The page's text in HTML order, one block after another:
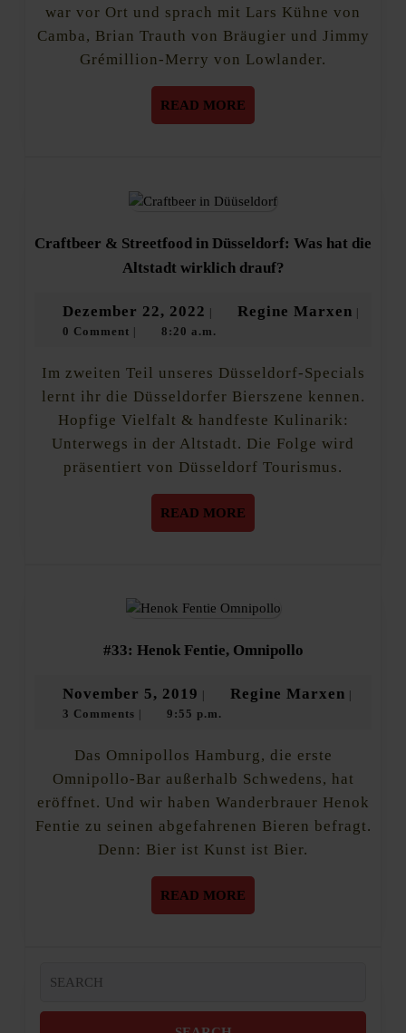
Bräugier
war vor Ort und sprach mit Lars Kühne von
Camba, Brian Trauth von Bräugier und Jimmy
Grémillion-Merry von Lowlander.
READ MORE
MORE
Craftbeer & Streetfood in Düsseldorf: Was hat die
Altstadt wirklich drauf?Craftbeer
in
hat
Altstadt
wirklich
drauf?
Dezember 22, 2022 Dezember
22,
| Regine Marxen Regine
|
0 Comment | 8:20 a.m.
Im zweiten Teil unseres Düsseldorf-Specials
lernt ihr die Düsseldorfer Bierszene kennen.
Hopfige Vielfalt & handfeste Kulinarik:
Unterwegs in der Altstadt. Die Folge wird
präsentiert von Düsseldorf Tourismus.
READ MORE
MORE
#33: Henok Fentie, Omnipollo
Omnipollo
November 5, 2019 November
5,
Regine Marxen Regine
3 Comments 9:55 p.m.
Das Omnipollos Hamburg, die erste
Omnipollo-Bar außerhalb Schwedens, hat
eröffnet. Und wir haben Wanderbrauer Henok
Fentie zu seinen abgefahrenen Bieren befragt.
Denn: Bier ist Kunst ist Bier.
READ MORE
MORE
for: